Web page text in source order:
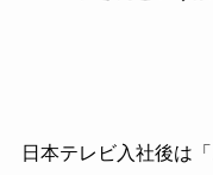
日本テレビ入社後は